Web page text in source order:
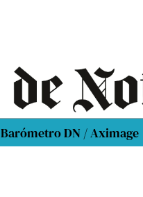
Barómetro DN / Aximage